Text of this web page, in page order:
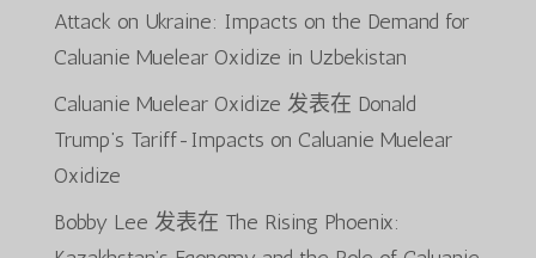
Attack on Ukraine: Impacts on the Demand for
Caluanie Muelear Oxidize in Uzbekistan
Caluanie Muelear Oxidize 发表在 Donald
Trump’s Tariff-Impacts on Caluanie Muelear
Oxidize
Bobby Lee 发表在 The Rising Phoenix: